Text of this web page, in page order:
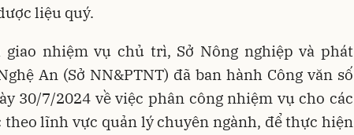
liệu quý.
giao nhiệm vụ chủ trì, Sở Nông nghiệp và phát
An (Sở NN&PTNT) đã ban hành Công văn số
30/7/2024 về việc phân công nhiệm vụ cho các
lĩnh vực quản lý chuyên ngành, để thực hiện